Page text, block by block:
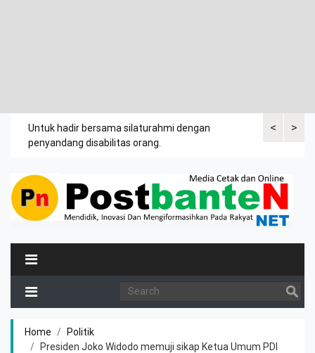
<
Untuk hadir bersama silaturahmi dengan
penyandang disabilitas orang.
Bupati>
Home
Politik
Presiden Joko Widodo memuji sikap Ketua Umum PDI